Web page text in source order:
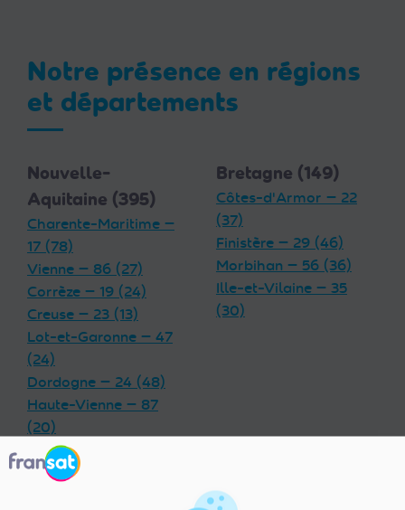
Notre présence en régions
et départements
Nouvelle-
Aquitaine (395)
Charente-Maritime —
17 (78)
Vienne — 86 (27)
Corrèze — 19 (24)
Creuse — 23 (13)
Lot-et-Garonne — 47
(24)
Dordogne — 24 (48)
Haute-Vienne — 87
(20)
Charente — 16 (32)
Landes — 40 (33)
Bretagne (149)
Côtes-d'Armor — 22
(37)
Finistère — 29 (46)
Morbihan — 56 (36)
Ille-et-Vilaine — 35
(30)